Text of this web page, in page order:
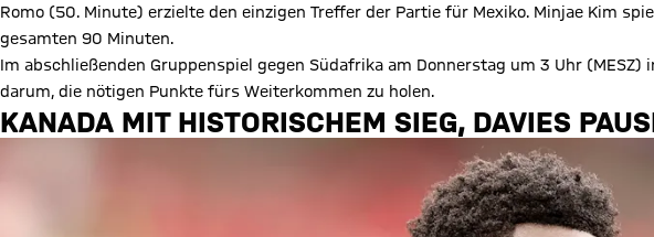
Romo (50. Minute) erzielte den einzigen Treffer der Partie für Mexiko. Minjae Kim
gesamten 90 Minuten.
Im abschließenden Gruppenspiel gegen Südafrika am Donnerstag um 3 Uhr (MESZ)
darum, die nötigen Punkte fürs Weiterkommen zu holen.
KANADA MIT HISTORISCHEM SIEG, DAVIES